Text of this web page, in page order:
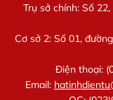
Trụ sở chính: Số
Cơ sở 2: Số 01,
Điện thoại:
Email: